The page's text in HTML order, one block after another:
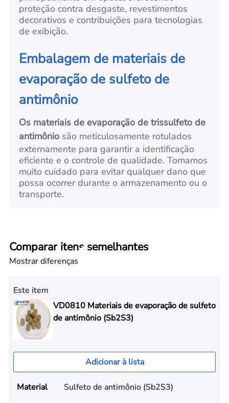
proteção contra desgaste, revestimentos
decorativos e contribuições para tecnologias
de exibição.
Embalagem de materiais de
evaporação de sulfeto de
antimônio
Os materiais de evaporação de trissulfeto de
antimônio são meticulosamente rotulados
externamente para garantir a identificação
eficiente e o controle de qualidade. Tomamos
muito cuidado para evitar qualquer dano que
possa ocorrer durante o armazenamento ou o
transporte.
Comparar itens semelhantes
Mostrar diferenças
Este item
VD0810 Materiais de evaporação de sulfeto
de antimônio (Sb2S3)
Adicionar à lista
Material
Sulfeto de antimônio (Sb2S3)